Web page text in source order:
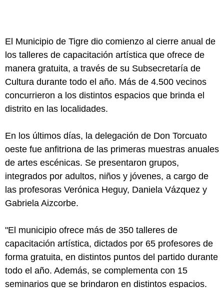
El Municipio de Tigre dio comienzo al cierre anual de
los talleres de capacitación artística que ofrece de
manera gratuita, a través de su Subsecretaría de
Cultura durante todo el año. Más de 4.500 vecinos
concurrieron a los distintos espacios que brinda el
distrito en las localidades.
En los últimos días, la delegación de Don Torcuato
oeste fue anfitriona de las primeras muestras anuales
de artes escénicas. Se presentaron grupos,
integrados por adultos, niños y jóvenes, a cargo de
las profesoras Verónica Heguy, Daniela Vázquez y
Gabriela Aizcorbe.
"El municipio ofrece más de 350 talleres de
capacitación artística, dictados por 65 profesores de
forma gratuita, en distintos puntos del partido durante
todo el año. Además, se complementa con 15
seminarios que se brindaron en distintos espacios.